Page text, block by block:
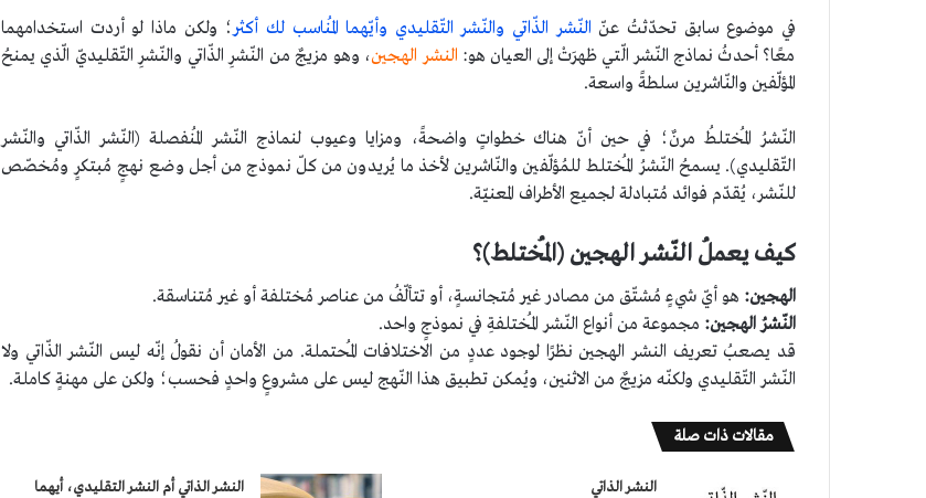
في موضوع سابق تحدّثتُ عنّ النّشر الذّاتي والنّشر التّقليدي وأيّهما المُناسب لك أكثر ؛ ولكن ماذا لو أردت استخدامهما
معًا؟ أحدثُ نماذج النّشر الّتي ظهرَتْ إلى العيان هو: النشر الهجين، وهو مزيجٌ من النّشرِ الذّاتي والنّشرِ التّقليديّ الّذي يمنحُ
المؤلّفين والنّاشرين سلطةً واسعة.
النّشرُ المُختلطُ مرنٌ؛ في حين أنّ هناك خطواتٍ واضحةً، ومزايا وعيوب لنماذج النّشر المُنفصلة (النّشر الذّاتي والنّشر
التّقليدي). يسمحُ النّشرُ المُختلط للمُؤلّفين والنّاشرين لأخذ ما يُريدون من كلّ نموذج من أجل وضع نهجٍ مُبتكرٍ ومُخصّص
للنّشر، يُقدّم فوائد مُتبادلة لجميع الأطراف المعنيّة.
كيف يعملُ النّشر الهجين (المُختلط)؟
الهجين: هو أيّ شيءٍ مُشتّق من مصادر غير مُتجانسةٍ، أو تتألّفُ من عناصر مُختلفة أو غير مُتناسقة.
النّشرُ الهجين: مجموعة من أنواع النّشر المُختلفةِ في نموذجٍ واحد.
قد يصعبُ تعريف النشر الهجين نظرًا لوجود عددٍ من الاختلافات المُحتملة. من الأمان أن نقولُ إنّه ليس النّشر الذّاتي ولا
النّشر التّقليدي ولكنّه مزيجٌ من الاثنين، ويُمكن تطبيق هذا النّهج ليس على مشروعٍ واحدٍ فحسب؛ ولكن على مهنةٍ كاملة.
مقالات ذات صلة
النشر الذاتي
النشر الذاتي أم النشر التقليدي، أيهما